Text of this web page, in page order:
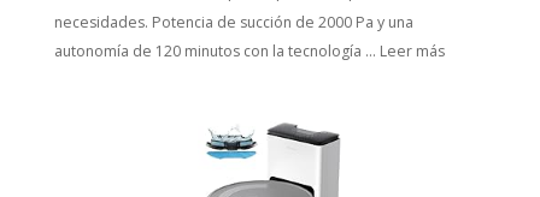
necesidades. Potencia de succión de 2000 Pa y una
autonomía de 120 minutos con la tecnología ... Leer más